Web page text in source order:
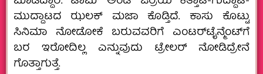
ಮುದ್ದಾಟದ ಝಲಕ್ ಮಜಾ ಕೊಡ್ತಿದೆ. ಕಾಸು ಕೊಟ್ಟು
ಸಿನಿಮಾ ನೋಡೋಕೆ ಬರುವವರಿಗೆ ಎಂಟರ್‌ಟೈನ್ಮೆಂಟ್‌ಗೆ
ಬರ ಇರೋದಿಲ್ಲ ಎನ್ನುವುದು ಟ್ರೇಲರ್ ನೋಡಿದ್ರೇನೆ
ಗೊತ್ತಾಗುತ್ತೆ.